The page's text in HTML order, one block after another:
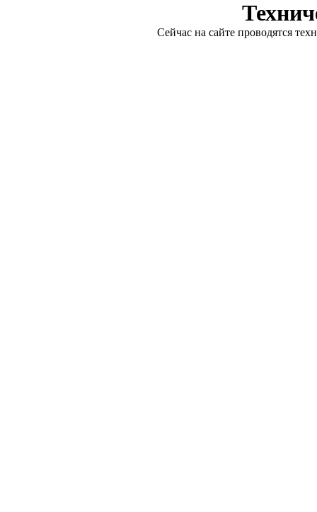
Сейчас на сайте проводятся